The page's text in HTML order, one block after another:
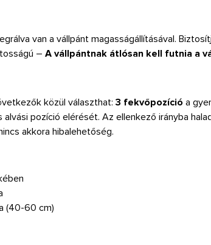
van a vállpánt magasságállításával.
– A vállpántnak átlósan kell futnia a
közül választhat: 3 fekvőpozíció a
alvási pozíció elérését. Az ellenkező irányba
akkora hibalehetőség.
(40-60 cm)